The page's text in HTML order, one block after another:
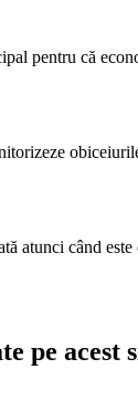
pentru că
atunci când
pe acest